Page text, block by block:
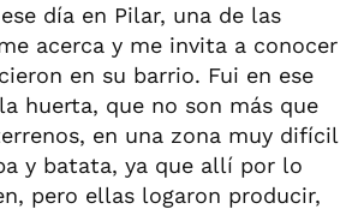
día en Pilar, una de las
acerca y me invita a conocer
en su barrio. Fui en ese
huerta, que no son más que
en una zona muy difícil
y batata, ya que allí por lo
pero ellas logaron producir,